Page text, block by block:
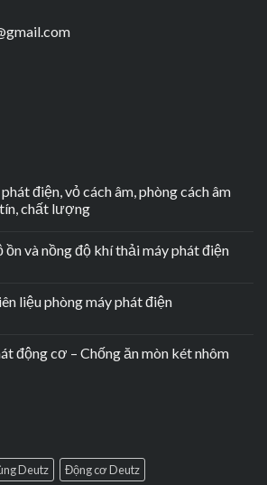
điện, vỏ cách âm, phòng cách âm
chất lượng
ồn và nồng độ khí thải máy phát điện
liệu phòng máy phát điện
động cơ – Chống ăn mòn két nhôm
Deutz Động cơ Deutz